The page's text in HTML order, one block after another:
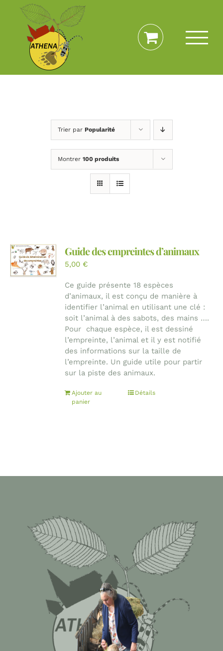
Passer
contenu
Trier par Popularité
Montrer 100 produits
Guide des empreintes d’animaux
5,00 €
Ce guide présente 18 espèces
d’animaux, il est conçu de manière à
identifier l’animal en utilisant une clé :
soit l’animal à des sabots, des mains ….
Pour chaque espèce, il est dessiné
l’empreinte, l’animal et il y est notifié
des informations sur la taille de
l’empreinte. Un guide utile pour partir
sur la piste des animaux.
Ajouter au
panier
Détails